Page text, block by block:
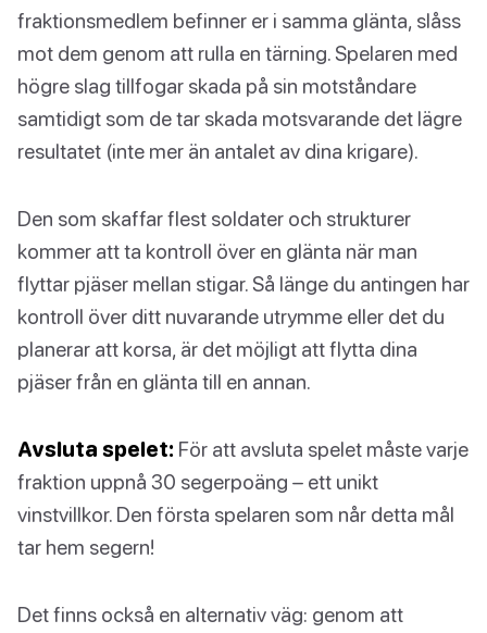
fraktionsmedlem befinner er i samma glänta, slåss
mot dem genom att rulla en tärning. Spelaren med
högre slag tillfogar skada på sin motståndare
samtidigt som de tar skada motsvarande det lägre
resultatet (inte mer än antalet av dina krigare).
Den som skaffar flest soldater och strukturer
kommer att ta kontroll över en glänta när man
flyttar pjäser mellan stigar. Så länge du antingen har
kontroll över ditt nuvarande utrymme eller det du
planerar att korsa, är det möjligt att flytta dina
pjäser från en glänta till en annan.
Avsluta spelet: För att avsluta spelet måste varje
fraktion uppnå 30 segerpoäng – ett unikt
vinstvillkor. Den första spelaren som når detta mål
tar hem segern!
Det finns också en alternativ väg: genom att